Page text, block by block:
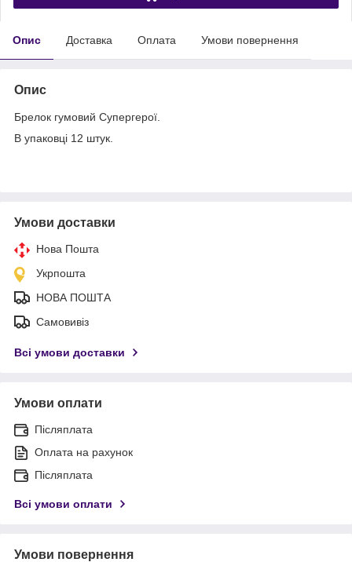
Опис Доставка Оплата Умови повернення
Опис
Брелок гумовий Супергерої.
В упаковці 12 штук.
Умови доставки
Нова Пошта
Укрпошта
НОВА ПОШТА
Самовивіз
Всі умови доставки
Умови оплати
Післяплата
Оплата на рахунок
Післяплата
Всі умови оплати
Умови повернення